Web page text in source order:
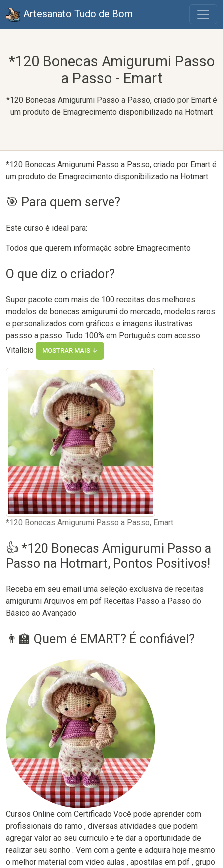
Artesanato Tudo de Bom
*120 Bonecas Amigurumi Passo
a Passo - Emart
*120 Bonecas Amigurumi Passo a Passo, criado por Emart é
um produto de Emagrecimento disponibilizado na Hotmart
*120 Bonecas Amigurumi Passo a Passo, criado por Emart é
um produto de Emagrecimento disponibilizado na Hotmart .
🎯 Para quem serve?
Este curso é ideal para:
Todos que querem informação sobre Emagrecimento
O que diz o criador?
Super pacote com mais de 100 receitas dos melhores
modelos de bonecas amigurumi do mercado, modelos raros
e personalizados com gráficos e imagens ilustrativas
passso a passo. Tudo 100% em Português com acesso
Vitalício
MOSTRAR MAIS ↓
*120 Bonecas Amigurumi Passo a Passo, Emart
👍 *120 Bonecas Amigurumi Passo a
Passo na Hotmart, Pontos Positivos!
Receba em seu email uma seleção exclusiva de receitas
amigurumi Arquivos em pdf Receitas Passo a Passo do
Básico ao Avançado
👨‍🏫 Quem é EMART? É confiável?
Cursos Online com Certificado Você pode aprender com
profissionais do ramo , diversas atividades que podem
agregar valor ao seu curriculo e te dar a oportunidade de
realizar seu sonho . Vem com a gente e adquira hoje mesmo
o melhor material com video aulas , apostilas em pdf , grupo